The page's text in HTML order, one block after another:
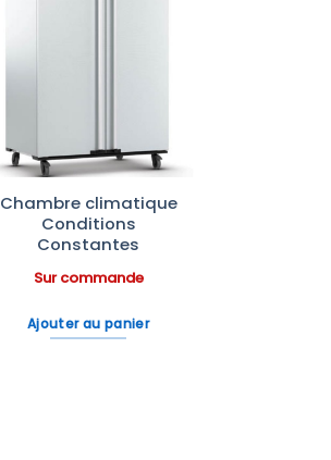
Chambre climatique
Conditions
Constantes
Sur commande
Ajouter au panier